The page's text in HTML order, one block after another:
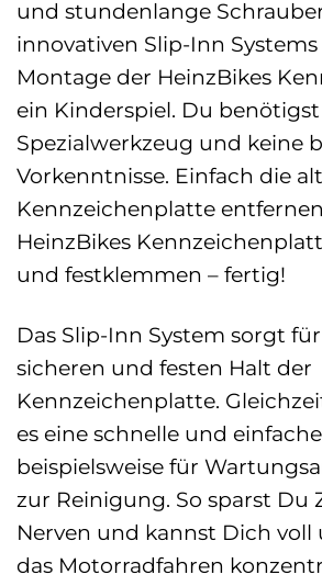
und stundenlange
innovativen Slip-Inn
Montage der HeinzBikes
ein Kinderspiel. Du
Spezialwerkzeug und keine
Vorkenntnisse. Einfach die
Kennzeichenplatte
HeinzBikes
und festklemmen – fertig!
Das Slip-Inn System sorgt
sicheren und festen Halt der
Kennzeichenplatte.
es eine schnelle und
beispielsweise für
zur Reinigung. So sparst Du
Nerven und kannst Dich voll
das Motorradfahren